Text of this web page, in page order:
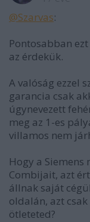
@Szarvas:
Pontosabban
az érdekük.
A valóság ezzel
garancia csak
úgynevezett
meg az 1-es
villamos nem
Hogy a
Combijait, azt
állnak saját
oldalán, azt
ötleteted?